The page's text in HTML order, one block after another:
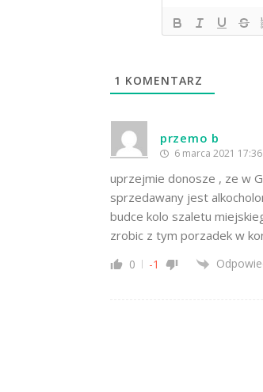
1 KOMENTARZ
przemo b
6 marca 2021 17:36
uprzejmie donosze , ze w
sprzedawany jest
budce kolo szaletu
zrobic z tym porzadek w
0 -1